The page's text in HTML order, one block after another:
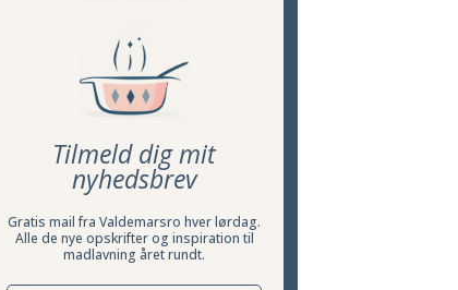
Tilmeld dig mit
nyhedsbrev
Gratis mail fra Valdemarsro hver lørdag.
Alle de nye opskrifter og inspiration til
madlavning året rundt.